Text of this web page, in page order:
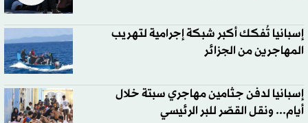
إسبانيا تُفكك أكبر شبكة إجرامية لتهريب
المهاجرين من الجزائر
إسبانيا لدفن جثامين مهاجري سبتة خلال
أيام... ونقل القصّر للبر الرئيسي